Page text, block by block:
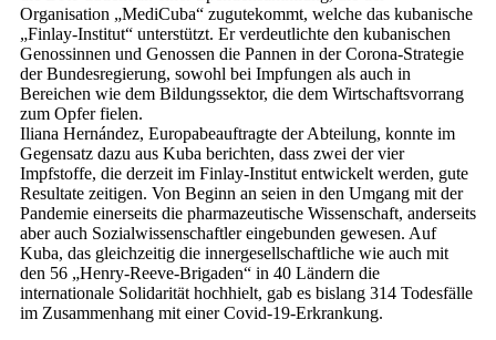
Organisation „MediCuba“ zugutekommt, welche das kubanische
„Finlay-Institut“ unterstützt. Er verdeutlichte den kubanischen
Genossinnen und Genossen die Pannen in der Corona-Strategie
der Bundesregierung, sowohl bei Impfungen als auch in
Bereichen wie dem Bildungssektor, die dem Wirtschaftsvorrang
zum Opfer fielen.
Iliana Hernández, Europabeauftragte der Abteilung, konnte im
Gegensatz dazu aus Kuba berichten, dass zwei der vier
Impfstoffe, die derzeit im Finlay-Institut entwickelt werden, gute
Resultate zeitigen. Von Beginn an seien in den Umgang mit der
Pandemie einerseits die pharmazeutische Wissenschaft, anderseits
aber auch Sozialwissenschaftler eingebunden gewesen. Auf
Kuba, das gleichzeitig die innergesellschaftliche wie auch mit
den 56 „Henry-Reeve-Brigaden“ in 40 Ländern die
internationale Solidarität hochhielt, gab es bislang 314 Todesfälle
im Zusammenhang mit einer Covid-19-Erkrankung.